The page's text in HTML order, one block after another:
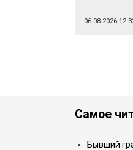
06.08.2026
Самое
Бывший